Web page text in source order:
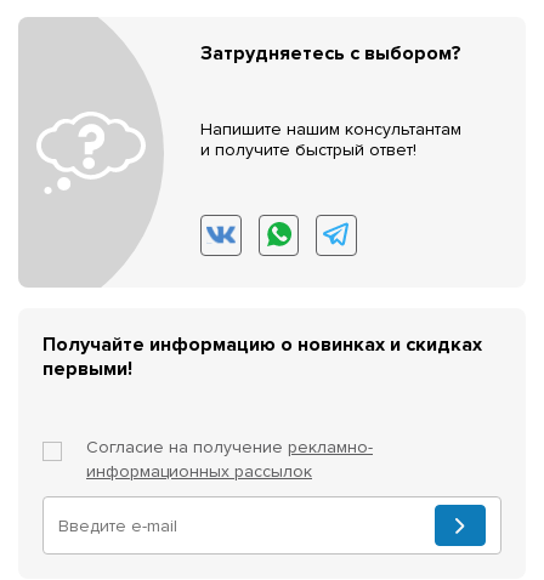
Затрудняетесь с выбором?
Напишите нашим консультантам
и получите быстрый ответ!
Получайте информацию о новинках и скидках
первыми!
Согласие на получение рекламно-
информационных рассылок